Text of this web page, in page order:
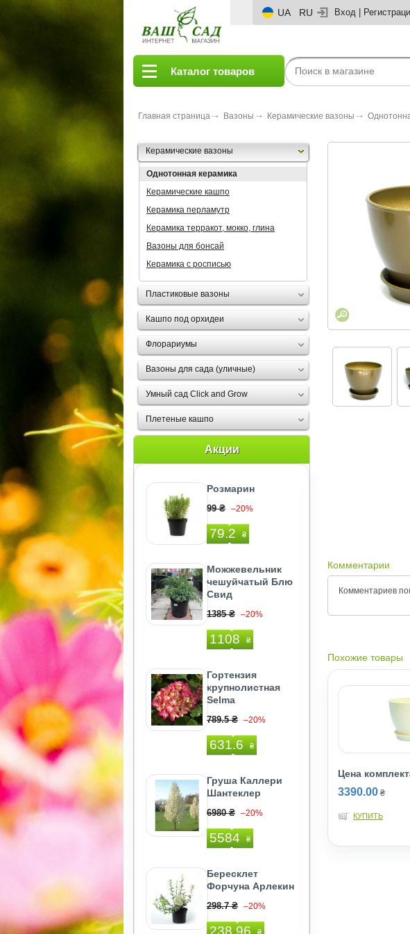
UA RU Вход
Каталог товаров
Главная страница Вазоны Керамические вазоны
Керамические вазоны
Однотонная керамика
Керамические кашпо
Керамика перламутр
Керамика терракот, мокко, глина
Вазоны для бонсай
Керамика с росписью
Пластиковые вазоны
Кашпо под орхидеи
Флорариумы
Вазоны для сада (уличные)
Умный сад Click and Grow
Плетеные кашпо
Акции
Розмарин
99 ₴ –20%
79.2 ₴
Можжевельник
чешуйчатый Блю
Свид
1385 ₴ –20%
1108 ₴
Гортензия
крупнолистная
Selma
789.5 ₴ –20%
631.6 ₴
Груша Каллери
Шантеклер
6980 ₴ –20%
5584 ₴
Бересклет
Форчуна Арлекин
298.7 ₴ –20%
238.96 ₴
Комментарии
Комментариев
Похожие товары
Цена
3390.00 ₴
КУПИТЬ